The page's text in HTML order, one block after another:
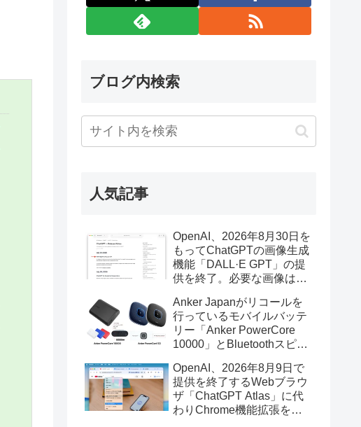
ブログ内検索
人気記事
OpenAI、2026年8月30日を
もってChatGPTの画像生成
機能「DALL·E GPT」の提
供を終了。必要な画像は期
Anker Japanがリコールを
行っているモバイルバッテ
リー「Anker PowerCore
10000」とBluetoothスピー
辺を焼損する火災が6月に3
件発生していたそうなので
注意を。
OpenAI、2026年8月9日で
提供を終了するWebブラウ
ザ「ChatGPT Atlas」に代
わりChrome機能拡張をア